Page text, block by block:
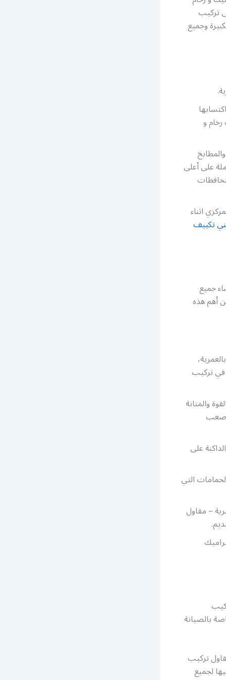
تركيب
وجميع
و
على أعلى
اثناء
تكييف
جميع
أهم هذه
في تركيب
والمتانة
أصعب
على
التي
– مقاول
بالصيانة
تركيب
لجميع